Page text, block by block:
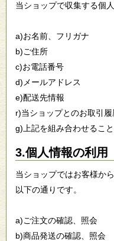
当ショップで収集する個
a)お名前、フリガナ
b)ご住所
c)お電話番号
d)メールアドレス
e)配送先情報
r)当ショップとのお取引
g)上記を組み合わせるこ
3.個人情報の利用
当ショップではお客様か
以下の通りです。
a)ご注文の確認、照会
b)商品発送の確認、照会